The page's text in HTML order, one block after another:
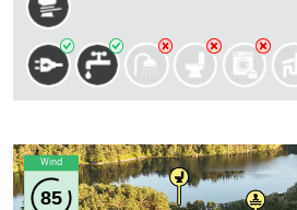
Wind
85